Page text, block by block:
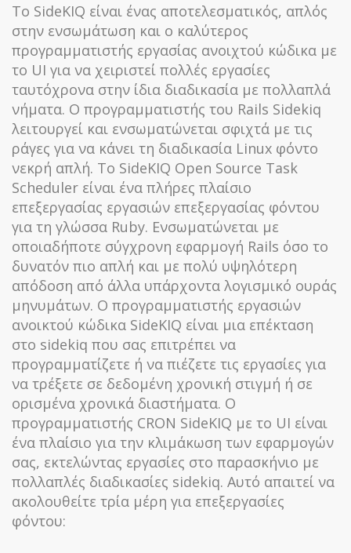
Το SideKIQ είναι ένας αποτελεσματικός, απλός
στην ενσωμάτωση και ο καλύτερος
προγραμματιστής εργασίας ανοιχτού κώδικα με
το UI για να χειριστεί πολλές εργασίες
ταυτόχρονα στην ίδια διαδικασία με πολλαπλά
νήματα. Ο προγραμματιστής του Rails Sidekiq
λειτουργεί και ενσωματώνεται σφιχτά με τις
ράγες για να κάνει τη διαδικασία Linux φόντο
νεκρή απλή. Το SideKIQ Open Source Task
Scheduler είναι ένα πλήρες πλαίσιο
επεξεργασίας εργασιών επεξεργασίας φόντου
για τη γλώσσα Ruby. Ενσωματώνεται με
οποιαδήποτε σύγχρονη εφαρμογή Rails όσο το
δυνατόν πιο απλή και με πολύ υψηλότερη
απόδοση από άλλα υπάρχοντα λογισμικό ουράς
μηνυμάτων. Ο προγραμματιστής εργασιών
ανοικτού κώδικα SideKIQ είναι μια επέκταση
στο sidekiq που σας επιτρέπει να
προγραμματίζετε ή να πιέζετε τις εργασίες για
να τρέξετε σε δεδομένη χρονική στιγμή ή σε
ορισμένα χρονικά διαστήματα. Ο
προγραμματιστής CRON SideKIQ με το UI είναι
ένα πλαίσιο για την κλιμάκωση των εφαρμογών
σας, εκτελώντας εργασίες στο παρασκήνιο με
πολλαπλές διαδικασίες sidekiq. Αυτό απαιτεί να
ακολουθείτε τρία μέρη για επεξεργασίες
φόντου: